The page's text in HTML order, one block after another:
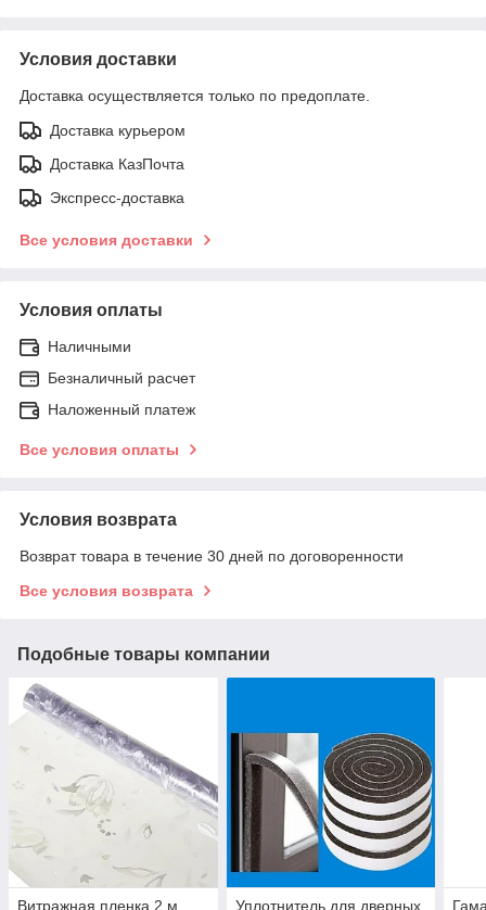
Условия доставки
Доставка осуществляется только по предоплате.
Доставка курьером
Доставка КазПочта
Экспресс-доставка
Все условия доставки
Условия оплаты
Наличными
Безналичный расчет
Наложенный платеж
Все условия оплаты
Условия возврата
Возврат товара в течение 30 дней по договоренности
Все условия возврата
Подобные товары компании
Витражная пленка 2 м
Уплотнитель для дверных